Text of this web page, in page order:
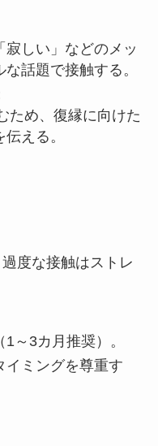
寂しい」などのメッ
話題で接触する。
ため、復縁に向けた
える。
度な接触はストレ
～3カ月推奨）。
イミングを尊重す